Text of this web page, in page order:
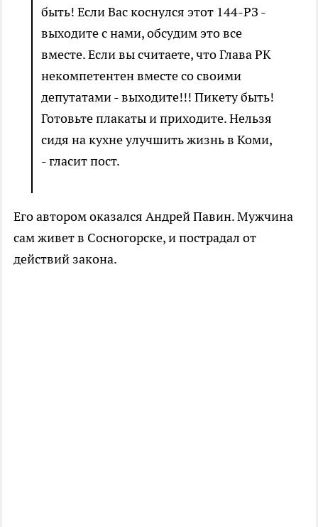
быть! Если Вас коснулся этот 144-РЗ -
выходите с нами, обсудим это все
вместе. Если вы считаете, что Глава РК
некомпетентен вместе со своими
депутатами - выходите!!! Пикету быть!
Готовьте плакаты и приходите. Нельзя
сидя на кухне улучшить жизнь в Коми,
- гласит пост.
Его автором оказался АндрейПавин. Мужчина
сам живет в Сосногорске, и пострадал от
действий закона.